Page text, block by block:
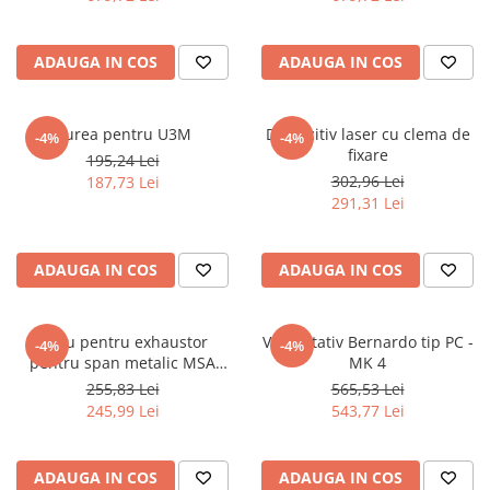
Masini de polizat bavuri cu perii
Masini de rectificat plan
Masini de rectificat rotund
Masini de satinat
Masini de slefuit combinate
Masini de slefuit cu disc
Masini de slefuit cu mediu umed si
Masini de slefuit cutite de gravat
Masini de tesit
Masini pentru slefuit tevi
Masini universale de ascutit
Masini de filetat
ADAUGA IN COS ADAUGA IN COS
-4%Curea pentru U3M
195,24 Lei
187,73 Lei
ADAUGA IN COS
-4%
Dispozitiv laser cu clema de
fixare
302,96 Lei
291,31 Lei
ADAUGA IN COS
-4%
Filtru pentru exhaustor
pentru span metalic MSA
1500
255,83 Lei
245,99 Lei
ADAUGA IN COS
-4%
Varf rotativ Bernardo tip PC -
MK 4
565,53 Lei
543,77 Lei
ADAUGA IN COS